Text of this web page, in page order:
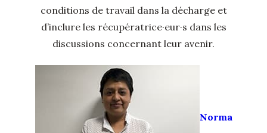
conditions de travail dans la décharge et
d’inclure les récupératrice·eur·s dans les
discussions concernant leur avenir.
Norma